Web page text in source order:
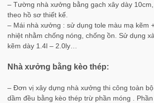
– Tường nhà xưởng bằng gạch xây dày
theo hồ sơ thiết kế.
– Mái nhà xưởng : sử dụng tole màu mạ kẽm
nhiệt nhằm chống nóng, chống ồn. Sử dụng
kẽm dày 1.4l – 2.0ly…
Nhà xưởng bằng kèo thép:
– Đơn vị xây dựng nhà xưởng thi công toàn
dầm đều bằng kèo thép trừ phần móng .